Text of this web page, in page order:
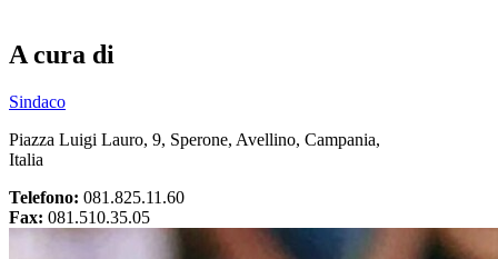
A cura di
Sindaco
Piazza Luigi Lauro, 9, Sperone, Avellino, Campania,
Italia
Telefono: 081.825.11.60
Fax: 081.510.35.05